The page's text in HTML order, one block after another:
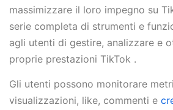
massimizzare il loro impegno su
serie completa di strumenti e
agli utenti di gestire, analizzare e
proprie prestazioni TikTok .
Gli utenti possono monitorare
visualizzazioni, like, commenti e